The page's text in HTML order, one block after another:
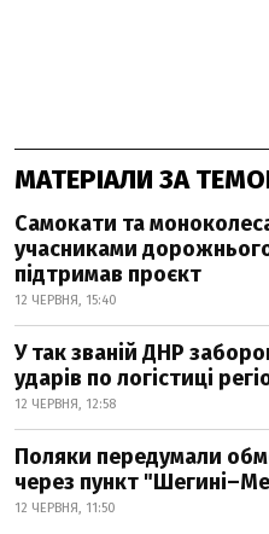
МАТЕРІАЛИ ЗА
Самокати та
учасниками
підтримав проєкт
12 ЧЕРВНЯ, 15:40
У так званій ДНР
ударів по логістиці
12 ЧЕРВНЯ, 12:58
Поляки передумали
через пункт
12 ЧЕРВНЯ, 11:50